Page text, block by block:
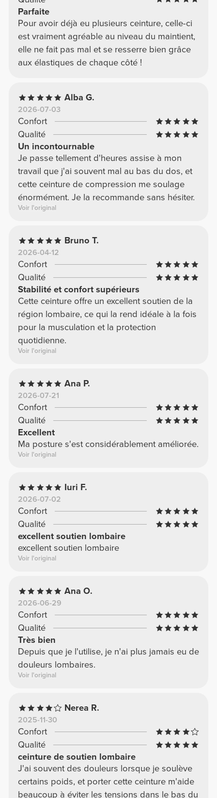
Parfaite
Pour avoir déjà eu plusieurs ceinture, celle-ci
est vraiment agréable au niveau du maintient,
elle ne fait pas mal et se resserre bien grâce
aux élastiques de chaque côté !
Alba G.
2026-07-03
Confort
Qualité
Un incontournable
Je passe tellement d'heures assise à mon
travail que j'ai souvent mal au bas du dos, et
cette ceinture de compression me soulage
énormément. Je la recommande sans hésiter.
Voir l'original
Bruno T.
2026-04-12
Confort
Qualité
Stabilité et confort supérieurs
Cette ceinture offre un excellent soutien de la
région lombaire, ce qui la rend idéale à la fois
pour la musculation et la protection
quotidienne.
Voir l'original
Ana P.
2026-07-21
Confort
Qualité
Excellent
Ma posture s'est considérablement améliorée.
Voir l'original
Iuri F.
2026-07-02
Confort
Qualité
excellent soutien lombaire
excellent soutien lombaire
Voir l'original
Ana O.
2026-06-29
Confort
Qualité
Très bien
Depuis que je l'utilise, je n'ai plus jamais eu de
douleurs lombaires.
Voir l'original
Nerea R.
2025-11-30
Confort
Qualité
ceinture de soutien lombaire
J'ai souvent des douleurs lorsque je soulève
certains poids, et porter cette ceinture m'aide
beaucoup à éviter les tensions dans le bas du